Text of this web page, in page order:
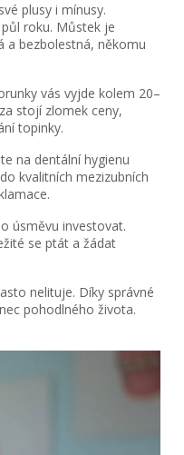
plusy i mínusy.
roku. Můstek je
a bezbolestná, někomu
vás vyjde kolem 20–
stojí zlomek ceny,
topinky.
na dentální hygienu
kvalitních mezizubních
úsměvu investovat.
se ptát a žádat
nelituje. Díky správné
pohodlného života.